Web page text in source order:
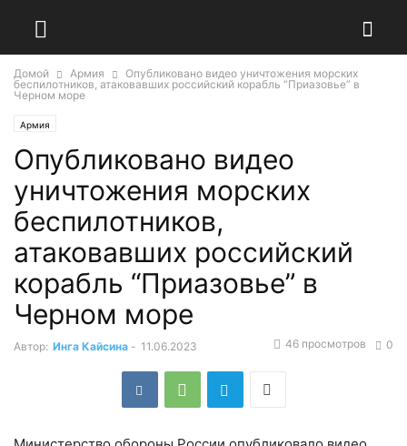
Домой Армия
Опубликовано видео уничтожения морских
беспилотников, атаковавших российский корабль “Приазовье” в
Черном море
Армия
Опубликовано видео
уничтожения морских
беспилотников,
атаковавших российский
корабль “Приазовье” в
Черном море
Автор: Инга Кайсина - 11.06.2023 0
46 просмотров